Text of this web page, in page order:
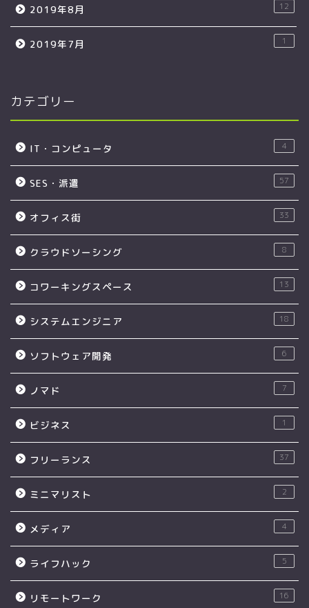
2019年8月 12
2019年7月 1
カテゴリー
IT・コンピュータ 4
SES・派遣 57
オフィス街 33
クラウドソーシング 8
コワーキングスペース 13
システムエンジニア 18
ソフトウェア開発 6
ノマド 7
ビジネス 1
フリーランス 37
ミニマリスト 2
メディア 4
ライフハック 5
リモートワーク 16